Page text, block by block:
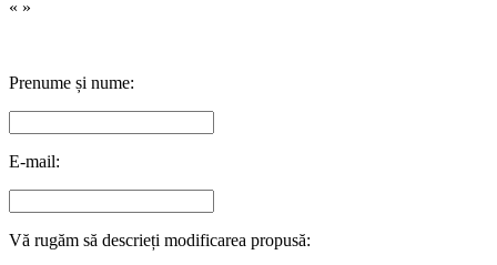
« »
Prenume și nume:
E-mail:
Vă rugăm să descrieți modificarea propusă: